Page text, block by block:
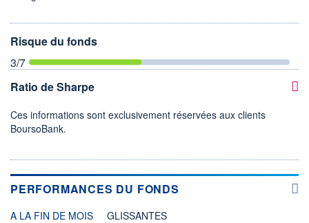
Risque du fonds
3/7
Ratio de Sharpe
Ces informations sont exclusivement réservées aux clients
BoursoBank.
PERFORMANCES DU FONDS
A LA FIN DE MOIS GLISSANTES